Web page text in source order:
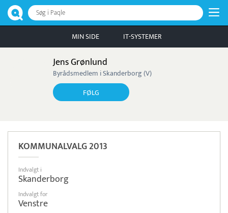
Søg i Paqle
MIN SIDE IT-SYSTEMER
Jens Grønlund
Byrådsmedlem i Skanderborg (V)
FØLG
KOMMUNALVALG 2013
Indvalgt i
Skanderborg
Indvalgt for
Venstre